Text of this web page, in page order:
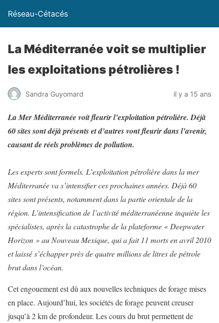
Réseau-Cétacés
La Méditerranée voit se multiplier
les exploitations pétrolières !
Sandra Guyomard il y a 15 ans
La Mer Méditerranée voit fleurir l’exploitation pétrolière. Déjà
60 sites sont déjà présents et d’autres vont fleurir dans l’avenir,
causant de réels problèmes de pollution.
Les experts sont formels. L’exploitation pétrolière dans la mer
Méditerranée va s’intensifier ces prochaines années. Déjà 60
sites sont présents, notamment dans la partie orientale de la
région. L’intensification de l’activité méditerranéenne inquiète les
spécialistes, après la catastrophe de la plateforme « Deepwater
Horizon » au Nouveau Mexique, qui a fait 11 morts en avril 2010
et laissé s’échapper près de quatre millions de litres de pétrole
brut dans l’océan.
Cet engouement est dû aux nouvelles techniques de forage mises
en place. Aujourd’hui, les sociétés de forage peuvent creuser
jusqu’à 2 km de profondeur. Les cours du brut permettent de